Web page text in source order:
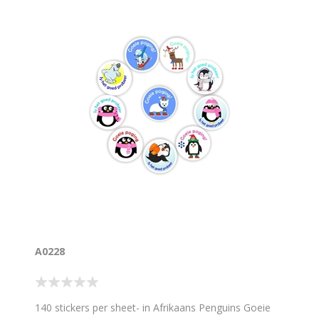
A0228
140 stickers per sheet- in Afrikaans Penguins Goeie